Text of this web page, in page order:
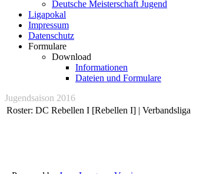
Deutsche Meisterschaft Jugend
Ligapokal
Impressum
Datenschutz
Formulare
Download
Informationen
Dateien und Formulare
Jugendsaison 2016
Roster: DC Rebellen I [Rebellen I] | Verbandsliga